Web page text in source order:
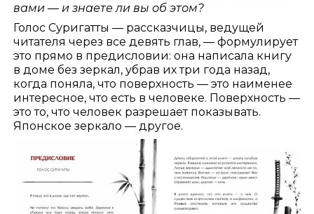
вами — и знаете ли вы об этом?
Голос Суригатты — рассказчицы, ведущей
читателя через все девять глав, — формулирует
это прямо в предисловии: она написала книгу
в доме без зеркал, убрав их три года назад,
когда поняла, что поверхность — это наименее
интересное, что есть в человеке. Поверхность —
это то, что человек разрешает показывать.
Японское зеркало — другое.